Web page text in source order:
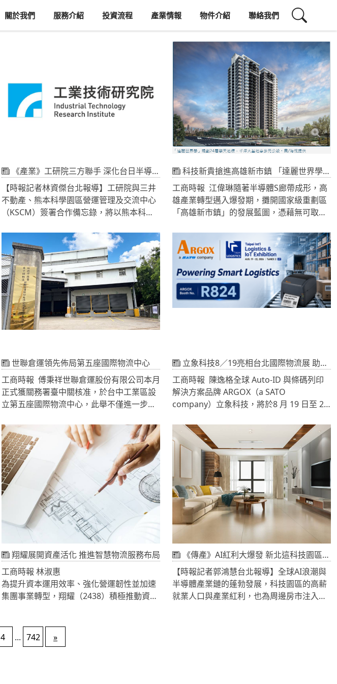
關於我們 服務介紹 投資流程 產業情報 物件介紹 聯絡我們
《產業》工研院三方聯手 深化台日半導體技術合作商機
【時報記者林資傑台北報導】工研院與三井
不動產、熊本科學園區營運管理及交流中心
（KSCM）簽署合作備忘錄，將以熊本科學
相關半導體供應鏈，並從終端市場需求出
發，整合台日雙方的技術、產業與研究資
源。
科技新貴搶進高雄新市鎮 「達麗世界學」左擁實中、右抱康橋
工商時報 江偉琳隨著半導體S廊帶成形，高
雄產業轉型邁入爆發期，攤開國家級重劃區
「高雄新市鎮」的發展藍圖，憑藉無可取代
學園區與白埔產業園區，成為南台灣最強大
的科技正核心，產業聚落磁吸萬名科技新貴
進駐，龐大的高收入人口帶來強勁的剛性購
屋需求。此外，捷運紅線、未來紫線規劃，
以及台鐵青埔車站「鐵路立體化」工程，全
面打通交通任督二脈，讓高雄新市鎮展現極
強的「抗跌保值」特性。
化趨勢下，新世代父母對教育的投資不減反
增，教養策略全面走向「菁英化教育」。面
對未來的全球化競爭，跨國語言能力與科技
素養已是人才標配，對頂級教育資源的強烈
渴求，讓「高雄新市鎮」一舉躍升為南台灣
世聯倉運領先佈局第五座國際物流中心
工商時報 傅秉祥世聯倉運股份有限公司本月
正式獲關務署臺中關核准，於台中工業區設
立第五座國際物流中心，此舉不僅進一步擴
中台灣新興半導體與AI產業聚落提供更完
善、更具策略性的物流支援服務。
深耕臺灣二十五載建構全台保稅物流服務網
絡
世聯倉運（CTW Holdings）自2000年成立
全國首座國際物流中心以來，攜手子公司喜
提達物流（CTW Logistics）發揮專業第三方
物流（3PL）營運優勢，積極建構「Asia
Hub」商業模式，提供專業、即時且具高度
彈性的保稅物流服務。多年來世聯倉運成功
協助眾多國際企業在臺設立亞洲運籌中心，
並持續於北、中、南布局多座國際物流中
心，全力支援臺灣產業發展與經濟成長，隨
著台中國際物流中心正式啟用，全台保稅物
流服務網絡更加完整，也進一步推升中部高
立象科技8／19亮相台北國際物流展 助企業打造智慧高效、永續物流
工商時報 陳逸格全球 Auto-ID 與條碼列印
解決方案品牌 ARGOX（a SATO
company）立象科技，將於8 月 19 日至 22
南港展覽館二館 4 樓 R824 )展出，以 「賦能
智慧物流：從對的解決方案出發」 為主題，
展示三大智慧物流解決方案，協助企業提升
物流效率、強化供應鏈管理，加速智慧物流
與數位轉型。隨著物流自動化、智慧倉儲及
AIoT 應用快速發展，加上企業對 ESG 永續
經營與供應鏈韌性的重視日益提升，物流管
理正朝向數位化、智慧化與高度整合發展。
從資料即時蒐集、設備串聯到系統整合，企
業更加重視作業效率、資訊透明度及產品追
溯能力。立象科技憑藉完整的 Auto-ID 技術
與智慧識別解決方案，協助企業打造更智
慧、更高效且更具永續性的物流管理模式。
翔耀展開資產活化 推進智慧物流服務布局
工商時報 林淑惠
為提升資本運用效率、強化營運韌性並加速
集團事業轉型，翔耀（2438）積極推動資產
耘科技已依相關公司治理程序，採公開標售
方式辦理位於臺南市新營區之土地、廠房及
《傳產》AI紅利大爆發 新北這科技園區房價竟比行政區高出近3成
【時報記者郭鴻慧台北報導】全球AI浪潮與
半導體產業鏈的蓬勃發展，科技園區的高薪
就業人口與產業紅利，也為周邊房市注入強
4 ... 742 »